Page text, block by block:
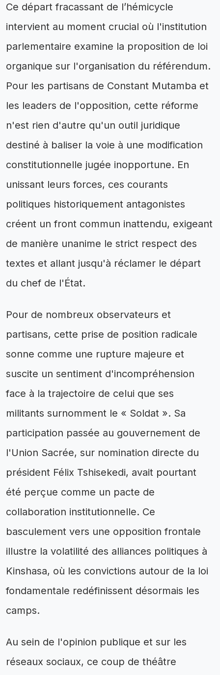
Ce départ fracassant de l’hémicycle
intervient au moment crucial où l'institution
parlementaire examine la proposition de loi
organique sur l'organisation du référendum.
Pour les partisans de Constant Mutamba et
les leaders de l'opposition, cette réforme
n'est rien d'autre qu'un outil juridique
destiné à baliser la voie à une modification
constitutionnelle jugée inopportune. En
unissant leurs forces, ces courants
politiques historiquement antagonistes
créent un front commun inattendu, exigeant
de manière unanime le strict respect des
textes et allant jusqu'à réclamer le départ
du chef de l'État.
Pour de nombreux observateurs et
partisans, cette prise de position radicale
sonne comme une rupture majeure et
suscite un sentiment d'incompréhension
face à la trajectoire de celui que ses
militants surnomment le « Soldat ». Sa
participation passée au gouvernement de
l'Union Sacrée, sur nomination directe du
président Félix Tshisekedi, avait pourtant
été perçue comme un pacte de
collaboration institutionnelle. Ce
basculement vers une opposition frontale
illustre la volatilité des alliances politiques à
Kinshasa, où les convictions autour de la loi
fondamentale redéfinissent désormais les
camps.
Au sein de l'opinion publique et sur les
réseaux sociaux, ce coup de théâtre